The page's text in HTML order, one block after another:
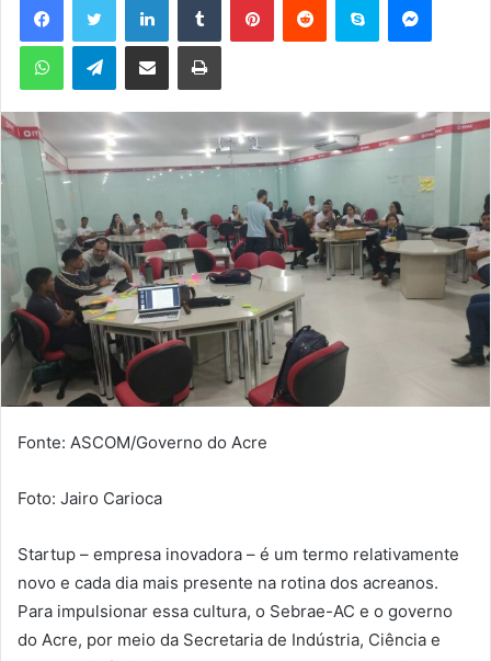
m
m
a
i
Telegram
Fonte: ASCOM/Governo do Acre
Foto: Jairo Carioca
Startup – empresa inovadora – é um termo relativamente
novo e cada dia mais presente na rotina dos acreanos.
Para impulsionar essa cultura, o Sebrae-AC e o governo
do Acre, por meio da Secretaria de Indústria, Ciência e